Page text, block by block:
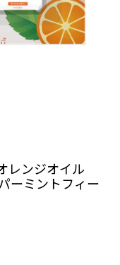
レンジオイル
ーミントフィー